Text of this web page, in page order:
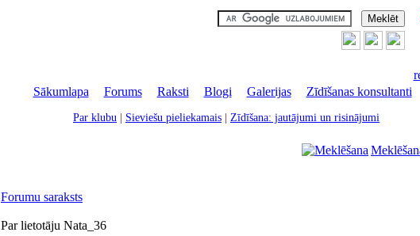
Sākumlapa
Forums| Raksti Blogi Galerijas| Zīdīšanas konsultanti
Par klubu Sieviešu pieliekamais Zīdīšana: jautājumi un risinājumi
Forumu saraksts
Par lietotāju Nata_36